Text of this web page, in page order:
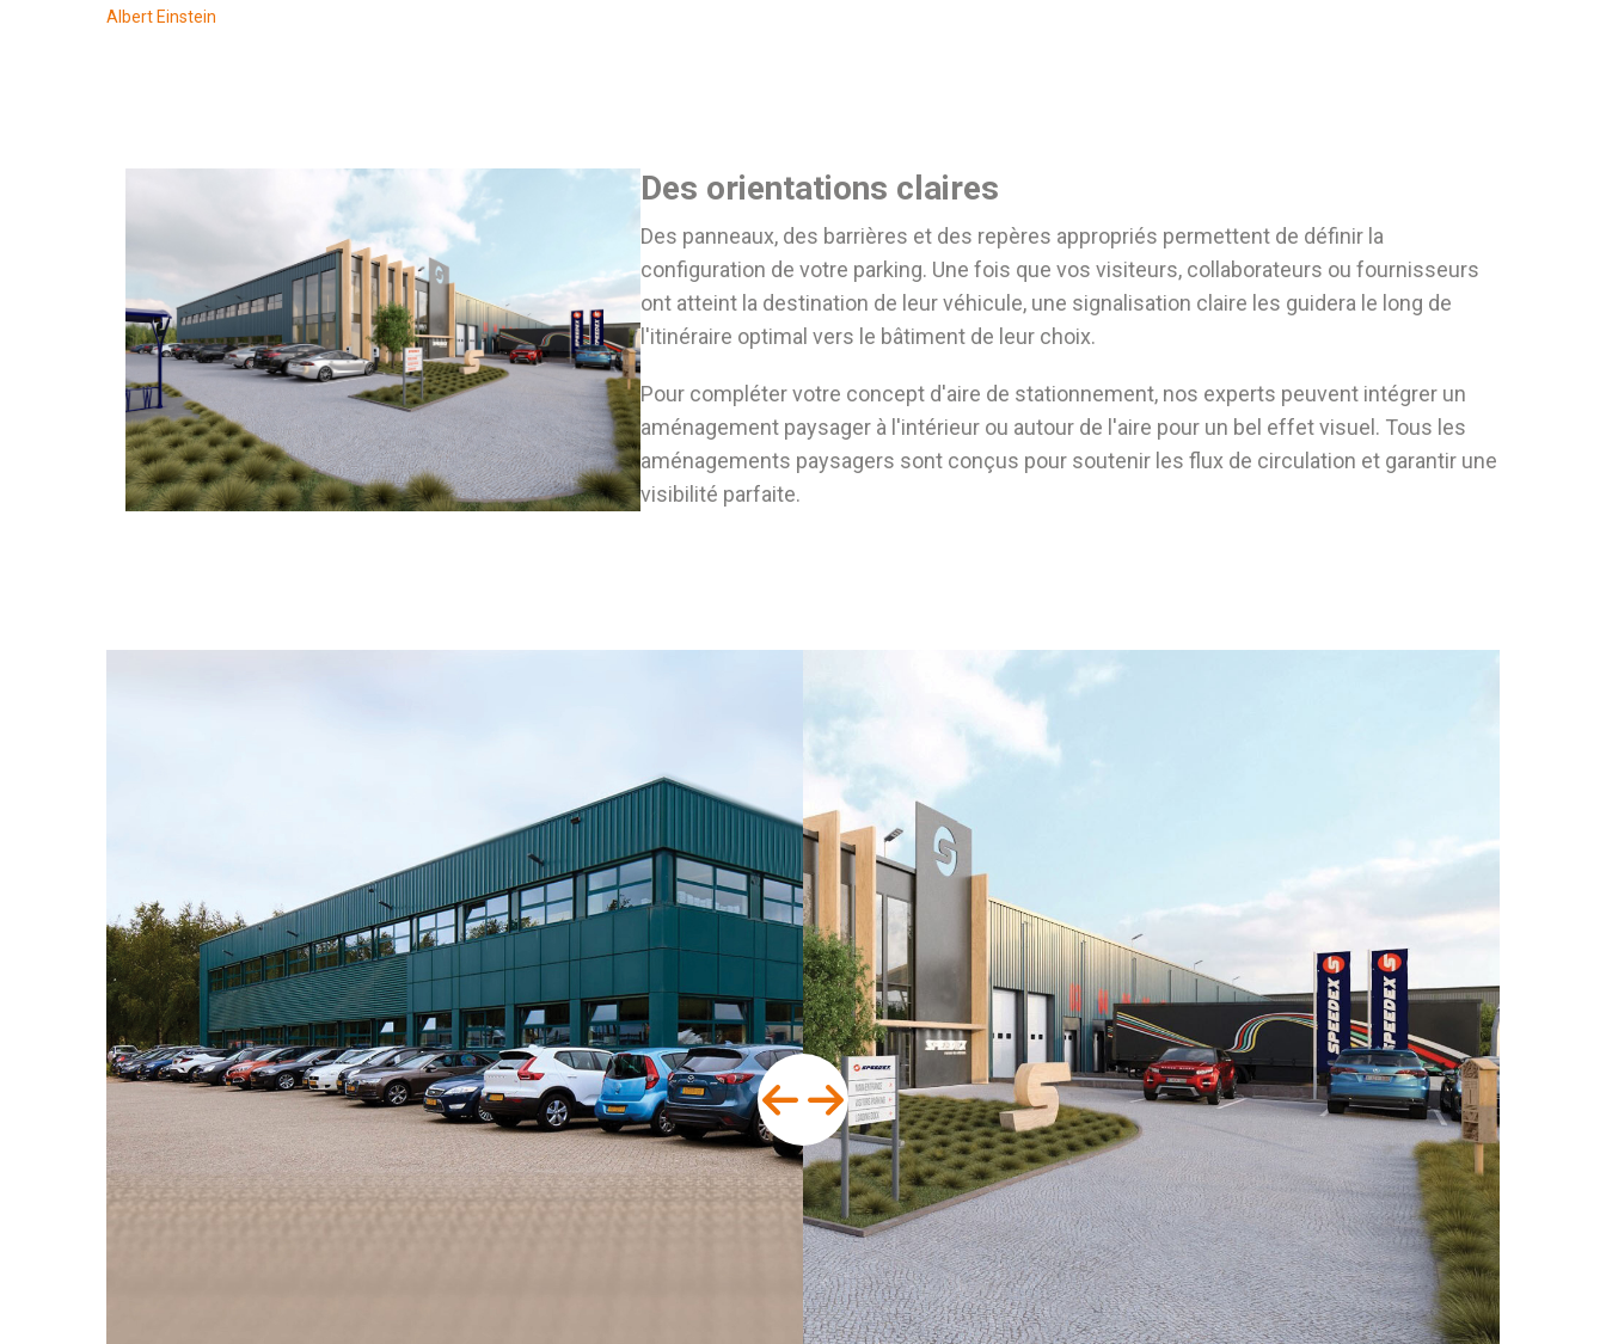
Albert Einstein
Des orientations claires
Des panneaux, des barrières et des repères appropriés permettent de définir la
configuration de votre parking. Une fois que vos visiteurs, collaborateurs ou fournisseurs
ont atteint la destination de leur véhicule, une signalisation claire les guidera le long de
l'itinéraire optimal vers le bâtiment de leur choix.
Pour compléter votre concept d'aire de stationnement, nos experts peuvent intégrer un
aménagement paysager à l'intérieur ou autour de l'aire pour un bel effet visuel. Tous les
aménagements paysagers sont conçus pour soutenir les flux de circulation et garantir une
visibilité parfaite.